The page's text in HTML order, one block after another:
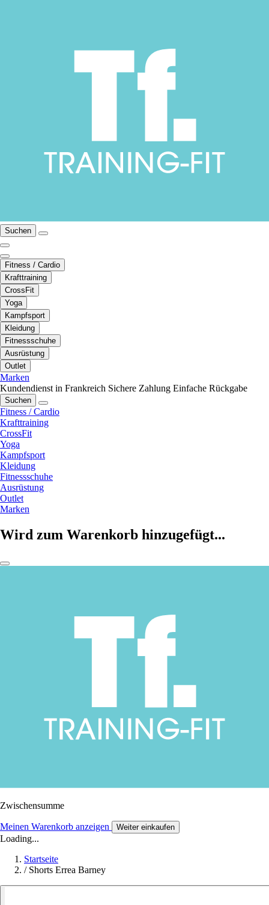
Suchen
Fitness / Cardio
Krafttraining
CrossFit
Yoga
Kampfsport
Kleidung
Fitnessschuhe
Ausrüstung
Outlet
Marken
Kundendienst in Frankreich Sichere Zahlung Einfache Rückgabe
Suchen
Fitness / Cardio
Krafttraining
CrossFit
Yoga
Kampfsport
Kleidung
Fitnessschuhe
Ausrüstung
Outlet
Marken
Wird zum Warenkorb hinzugefügt...
Zwischensumme
Meinen Warenkorb anzeigen Weiter einkaufen
Loading...
Startseite
/ Shorts Errea Barney